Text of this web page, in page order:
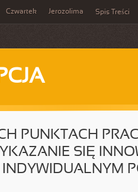
Czwartek Jerozolima Spis Treści
PUNKTACH
SIĘ